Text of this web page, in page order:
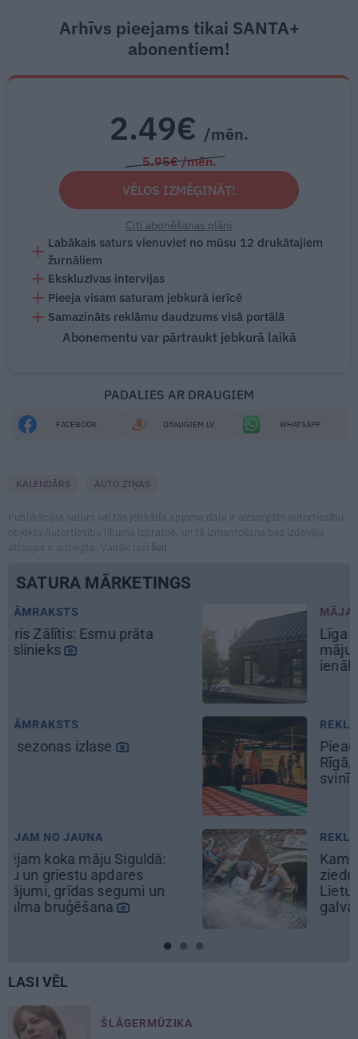
Arhīvs pieejams tikai SANTA+
abonentiem!
2.49€ /mēn.
5.95€ /mēn.
VĒLOS IZMĒĢINĀT!
Citi abonēšanas plāni
Labākais saturs vienuviet no mūsu 12 drukātajiem
žurnāliem
Ekskluzīvas intervijas
Pieeja visam saturam jebkurā ierīcē
Samazināts reklāmu daudzums visā portālā
Abonementu var pārtraukt jebkurā laikā
PADALIES AR DRAUGIEM
FACEBOOK DRAUGIEM.LV WHATSAPP
KALENDĀRS AUTO ZIŅAS
Publikācijas saturs vai tās jebkāda apjoma daļa ir aizsargāts autortiesību
objekts Autortiesību likuma izpratnē, un tā izmantošana bez izdevēja
atļaujas ir aizliegta. Vairāk lasi šeit
SATURA MĀRKETINGS
Līga un Ēriks būvē savu sapņu
māju: Brīdis, kad būvobjektā
ienāk māju izjūta
Pieaugušo dzimšanas diena
Rīgā, idejas atmiņā paliekošām
REKLĀMRAKSTS
Kamēr dāmas bauda miljoniem
ziedu skaistumu, kungi atklāj
Lietuvas alus tradīciju
LASI VĒL
ŠLĀGERMŪZIKA